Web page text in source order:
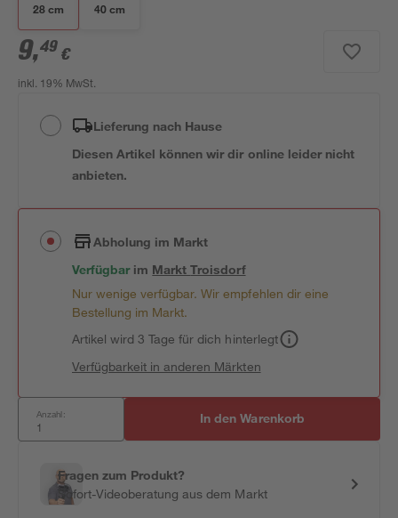
28 cm 40 cm
9,49 €
inkl. 19% MwSt.
Lieferung nach Hause
Diesen Artikel können wir dir online leider nicht
anbieten.
Abholung im Markt
Verfügbar im MarktTroisdorf
Nur wenige verfügbar. Wir empfehlen dir eine
Bestellung im Markt.
Artikel wird 3 Tage für dich hinterlegt
Verfügbarkeit in anderen Märkten
Anzahl: In den Warenkorb
Fragen zum Produkt?
Sofort-Videoberatung aus dem Markt